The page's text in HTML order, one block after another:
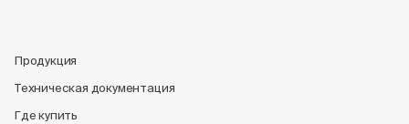
Продукция
Техническая документация
Где купить